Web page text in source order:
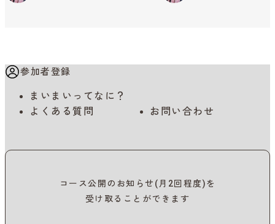
参加者登録
まいまいってなに？
よくある質問
お問い合わせ
コース公開のお知らせ(月2回程度)を
受け取ることができます